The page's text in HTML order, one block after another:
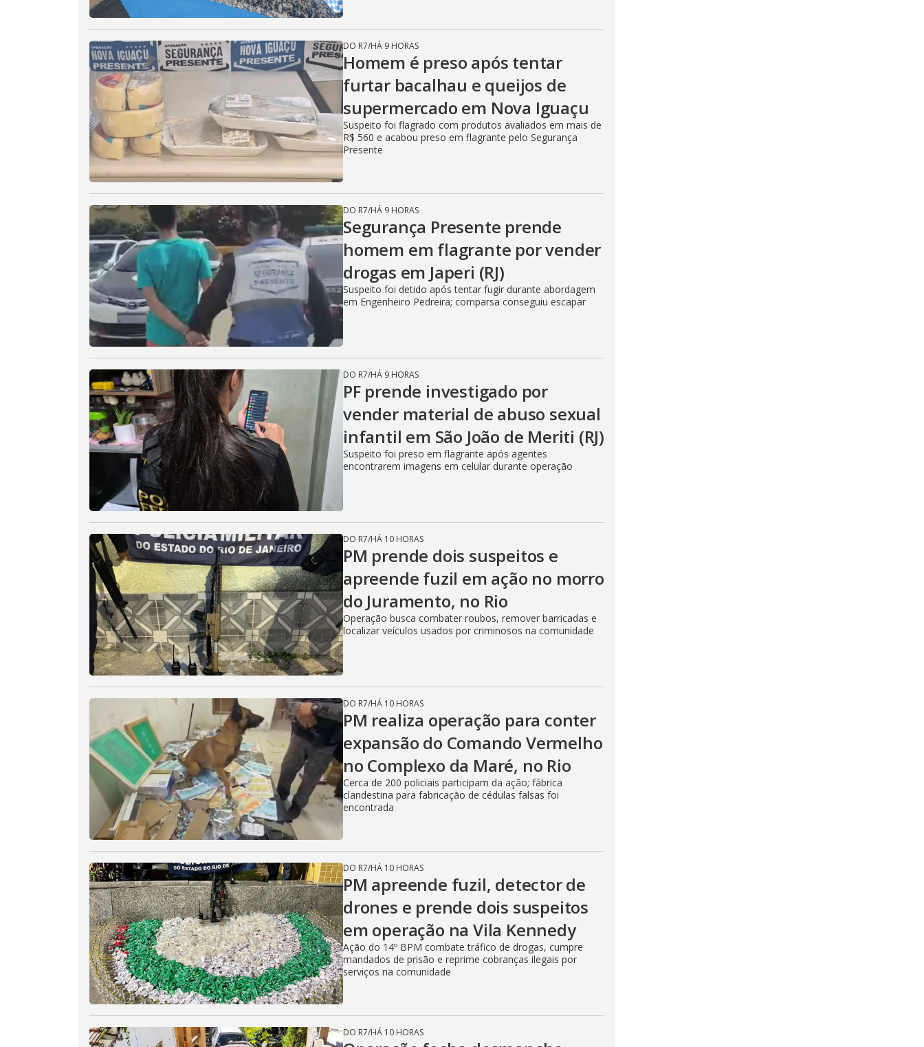
DO R7/HÁ 9 HORAS
Homem é preso após tentar
furtar bacalhau e queijos de
supermercado em Nova Iguaçu
Suspeito foi flagrado com produtos avaliados em mais de
R$ 560 e acabou preso em flagrante pelo Segurança
Presente
DO R7/HÁ 9 HORAS
Segurança Presente prende
homem em flagrante por vender
drogas em Japeri (RJ)
Suspeito foi detido após tentar fugir durante abordagem
em Engenheiro Pedreira; comparsa conseguiu escapar
DO R7/HÁ 9 HORAS
PF prende investigado por
vender material de abuso sexual
infantil em São João de Meriti (RJ)
Suspeito foi preso em flagrante após agentes
encontrarem imagens em celular durante operação
DO R7/HÁ 10 HORAS
PM prende dois suspeitos e
apreende fuzil em ação no morro
do Juramento, no Rio
Operação busca combater roubos, remover barricadas e
localizar veículos usados por criminosos na comunidade
DO R7/HÁ 10 HORAS
PM realiza operação para conter
expansão do Comando Vermelho
no Complexo da Maré, no Rio
Cerca de 200 policiais participam da ação; fábrica
clandestina para fabricação de cédulas falsas foi
encontrada
DO R7/HÁ 10 HORAS
PM apreende fuzil, detector de
drones e prende dois suspeitos
em operação na Vila Kennedy
Ação do 14º BPM combate tráfico de drogas, cumpre
mandados de prisão e reprime cobranças ilegais por
serviços na comunidade
DO R7/HÁ 10 HORAS